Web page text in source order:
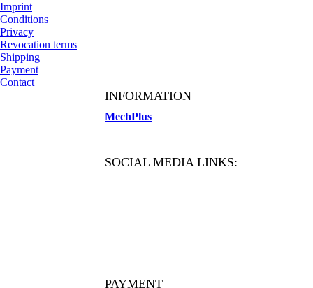
Imprint
Conditions
Privacy
Revocation terms
Shipping
Payment
Contact
INFORMATION
MechPlus
SOCIAL MEDIA LINKS:
PAYMENT